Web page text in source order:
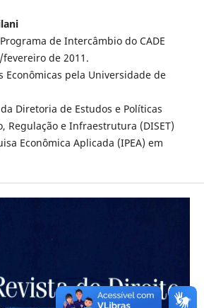
de Intercâmbio do CADE
de 2011.
Econômicas pela Universidade de
Diretoria de Estudos e Políticas
Regulação e Infraestrutura (DISET)
Econômica Aplicada (IPEA) em